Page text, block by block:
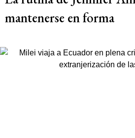
mantenerse en forma